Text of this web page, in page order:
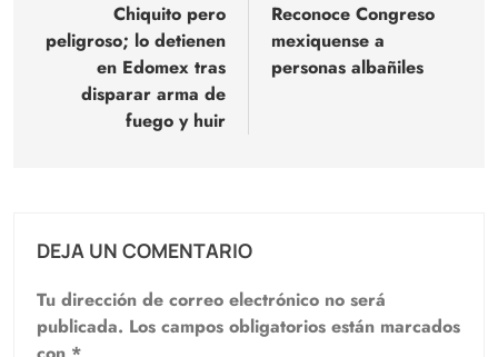
entradas
Chiquito pero
peligroso; lo detienen
en Edomex tras
disparar arma de
fuego y huir
Reconoce Congreso
mexiquense a
personas albañiles
DEJA UN COMENTARIO
Tu dirección de correo electrónico no será
publicada. Los campos obligatorios están marcados